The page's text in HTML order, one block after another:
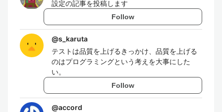
設定の記事を投稿します
Follow
@s_karuta
テストは品質を上げるきっかけ、品質を上げる
のはプログラミングという考えを大事にした
い。
Follow
@accord